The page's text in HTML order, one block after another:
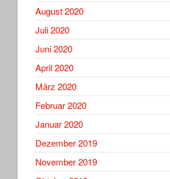
August 2020
Juli 2020
Juni 2020
April 2020
März 2020
Februar 2020
Januar 2020
Dezember 2019
November 2019